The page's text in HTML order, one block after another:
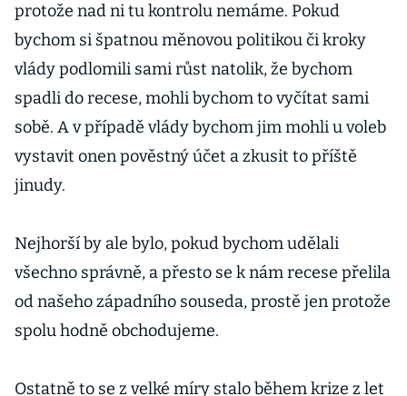
protože nad ni tu kontrolu nemáme. Pokud
bychom si špatnou měnovou politikou či kroky
vlády podlomili sami růst natolik, že bychom
spadli do recese, mohli bychom to vyčítat sami
sobě. A v případě vlády bychom jim mohli u voleb
vystavit onen pověstný účet a zkusit to příště
jinudy.
Nejhorší by ale bylo, pokud bychom udělali
všechno správně, a přesto se k nám recese přelila
od našeho západního souseda, prostě jen protože
spolu hodně obchodujeme.
Ostatně to se z velké míry stalo během krize z let